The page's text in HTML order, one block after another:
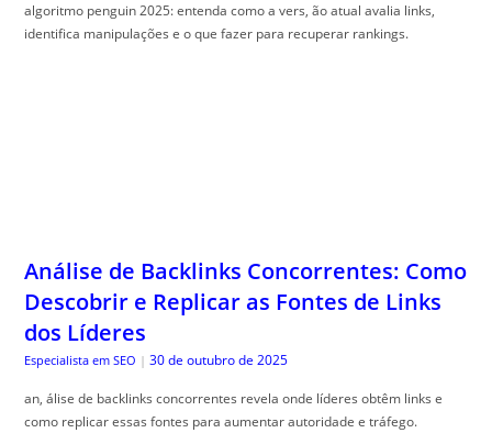
algoritmo penguin 2025: entenda como a vers, ão atual avalia links,
identifica manipulações e o que fazer para recuperar rankings.
Análise de Backlinks Concorrentes: Como
Descobrir e Replicar as Fontes de Links
dos Líderes
Especialista em SEO | 30 de outubro de 2025
an, álise de backlinks concorrentes revela onde líderes obtêm links e
como replicar essas fontes para aumentar autoridade e tráfego.